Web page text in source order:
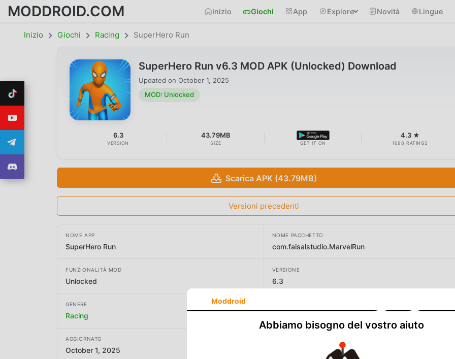
MODDROID.COM Inizio Giochi App Explore Novità Lingue
Inizio Giochi Racing SuperHero Run
SuperHero Run v6.3 MOD APK (Unlocked) Download
Updated on October 1, 2025
MOD: Unlocked
6.3
VERSION
43.79MB
SIZE GET IT ON
4.3 ★
1698 RATINGS
Scarica APK (43.79MB)
Versioni precedenti
NOME APP
SuperHero Run
NOME PACCHETTO
com.faisalstudio.MarvelRun
FUNZIONALITÀ MOD
Unlocked
VERSIONE
6.3
GENERE
Racing
AGGIORNATO
October 1, 2025
Moddroid
Abbiamo bisogno del vostro aiuto